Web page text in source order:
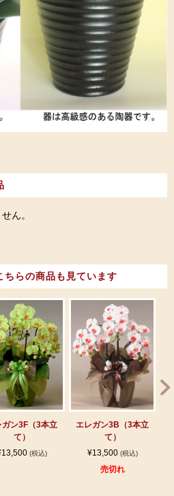
ん。
ちらの商品も見ています
ガン3F（3本立
て）
(税込)
エレガン3B（3本立
て）
¥13,500 (税込)
売切れ